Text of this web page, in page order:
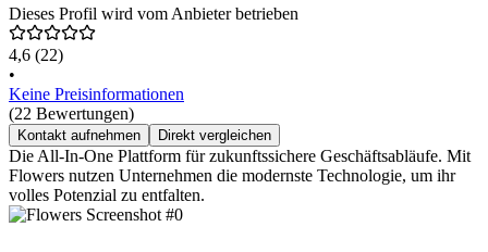
Dieses Profil wird vom Anbieter betrieben
4,6 (22)
•
Keine Preisinformationen
(22 Bewertungen)
Kontakt aufnehmen Direkt vergleichen
Die All-In-One Plattform für zukunftssichere Geschäftsabläufe. Mit
Flowers nutzen Unternehmen die modernste Technologie, um ihr
volles Potenzial zu entfalten.